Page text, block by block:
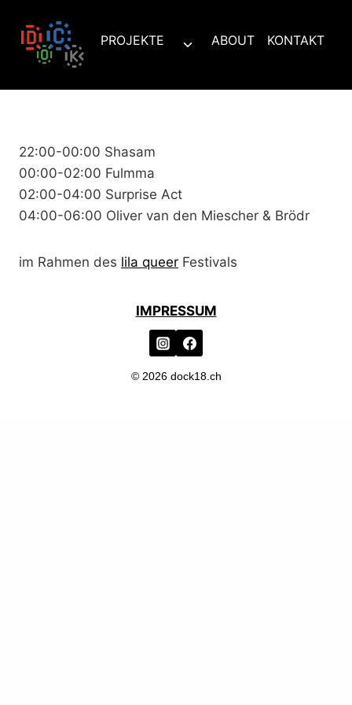
Inhalt
springen
PROJEKTE
Untermenü
ABOUT KONTAKT
22:00-00:00 Shasam
00:00-02:00 Fulmma
02:00-04:00 Surprise Act
04:00-06:00 Oliver van den Miescher & Brödr
im Rahmen des lila queer Festivals
IMPRESSUM
© 2026 dock18.ch